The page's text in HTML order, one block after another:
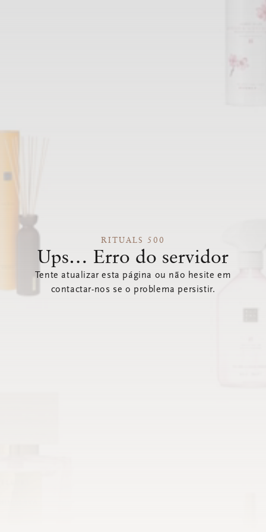
RITUALS 500
Ups… Erro do servidor
Tente atualizar esta página ou não hesite em
contactar-nos se o problema persistir.